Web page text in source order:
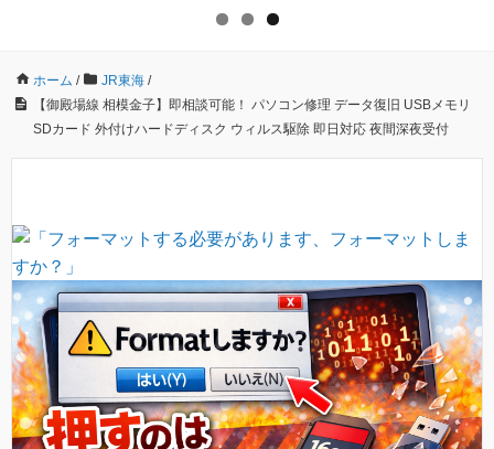
ホーム / JR東海 /
【御殿場線 相模金子】即相談可能！ パソコン修理 データ復旧 USBメモリ
SDカード 外付けハードディスク ウィルス駆除 即日対応 夜間深夜受付